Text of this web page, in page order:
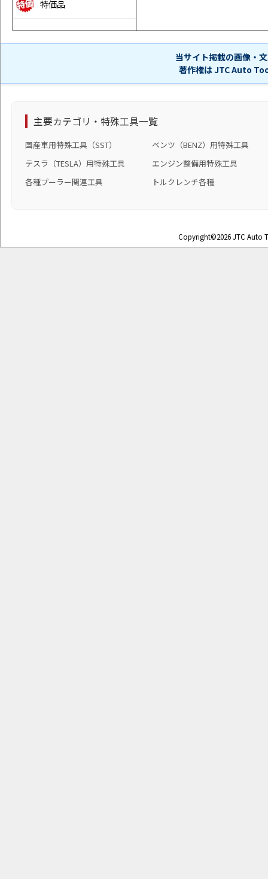
特価品
当サイト掲載の画像・
著作権は JTC Auto
主要カテゴリ・特殊工具一覧
国産車用特殊工具（SST）
ベンツ（BENZ）用特殊工具
テスラ（TESLA）用特殊工具
エンジン整備用特殊工具
各種プーラー関連工具
トルクレンチ各種
Copyright©2026 JTC Auto